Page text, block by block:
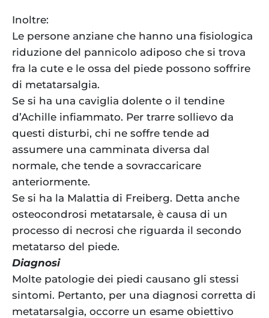
Inoltre:
Le persone anziane che hanno una fisiologica
riduzione del pannicolo adiposo che si trova
fra la cute e le ossa del piede possono soffrire
di metatarsalgia.
Se si ha una caviglia dolente o il tendine
d’Achille infiammato. Per trarre sollievo da
questi disturbi, chi ne soffre tende ad
assumere una camminata diversa dal
normale, che tende a sovraccaricare
anteriormente.
Se si ha la Malattia di Freiberg. Detta anche
osteocondrosi metatarsale, è causa di un
processo di necrosi che riguarda il secondo
metatarso del piede.
Diagnosi
Molte patologie dei piedi causano gli stessi
sintomi. Pertanto, per una diagnosi corretta di
metatarsalgia, occorre un esame obiettivo